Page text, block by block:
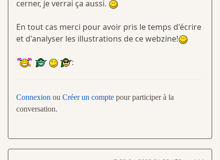
cerner, je verrai ça aussi.
En tout cas merci pour avoir pris le temps d'écrire
et d'analyser les illustrations de ce webzine!
:
Connexion ou Créer un compte pour participer à la
conversation.